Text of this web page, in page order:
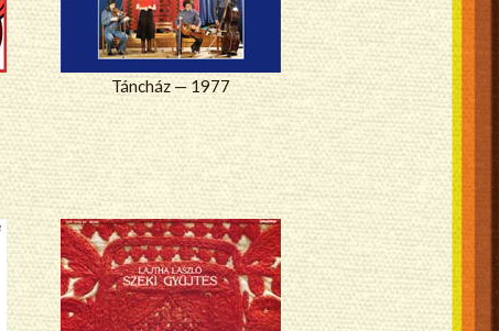
Táncház — 1977